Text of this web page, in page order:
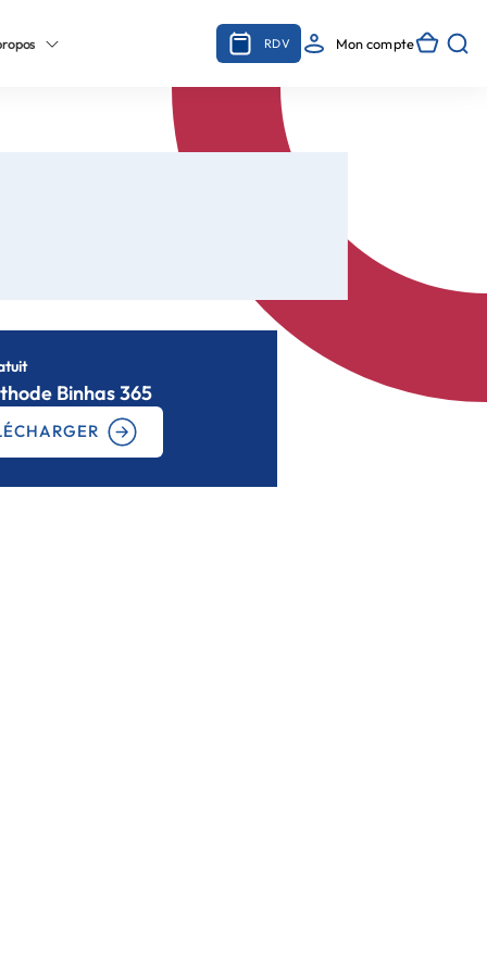
RDV Mon compte
Binhas 365